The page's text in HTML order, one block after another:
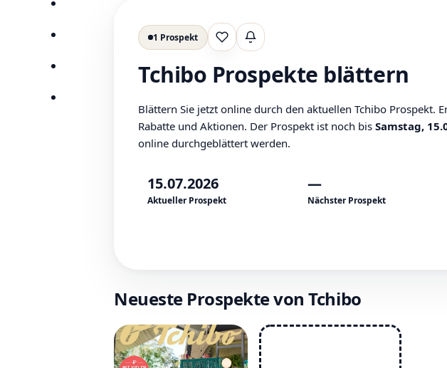
Lieblingsprospekte
1 Prospekt Lieblingsprospekt
Tchibo Prospekte blättern
Blättern Sie jetzt online durch den aktuellen Tchibo Prospekt.
Rabatte und Aktionen. Der Prospekt ist noch bis Samstag,
online durchgeblättert werden.
15.07.2026
Aktueller Prospekt
—
Nächster Prospekt
Neueste Prospekte von Tchibo